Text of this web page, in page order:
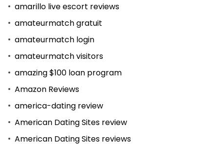
amarillo live escort reviews
amateurmatch gratuit
amateurmatch login
amateurmatch visitors
amazing $100 loan program
Amazon Reviews
america-dating review
American Dating Sites review
American Dating Sites reviews